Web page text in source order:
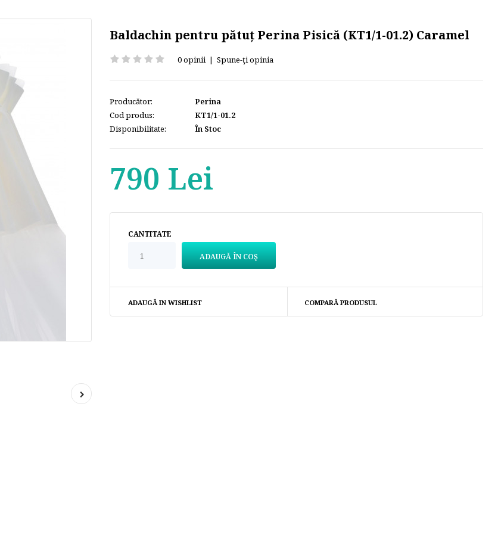
Baldachin pentru pătuț Perina Pisică (KT1/1-01.2) Caramel
0 opinii| Spune-ţi opinia
Producător:
Perina
Cod produs:
КТ1/1-01.2
Disponibilitate:
În Stoc
790 Lei
CANTITATE
ADAUGĂ IN WISHLIST COMPARĂ PRODUSUL